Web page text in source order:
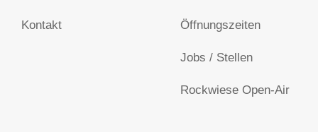
Kontakt Öffnungszeiten
Jobs / Stellen
Rockwiese Open-Air